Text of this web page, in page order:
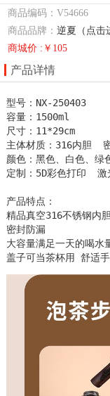
商品编码：V54666
商品品牌：逆夏（点击
商城价 :￥105
产品详情
型号：NX-250403
容量：1500ml
尺寸：11*29cm
主体材质：316内胆
颜色：黑色、白色、绿
定制：5D彩色打印
产品特点：
精品真空316不锈钢内胆
密封防漏
大容量满足一天的喝水
盖子可当茶杯用 舒适